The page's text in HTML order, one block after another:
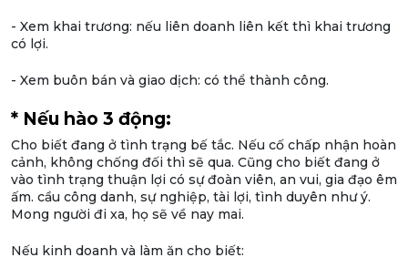
- Xem khai trương: nếu liên doanh liên kết thì khai trương
có lợi.
- Xem buôn bán và giao dịch: có thể thành công.
* Nếu hào 3 động:
Cho biết đang ở tình trạng bế tắc. Nếu cố chấp nhận hoàn
cảnh, không chống đối thì sẽ qua. Cũng cho biết đang ở
vào tình trạng thuận lợi có sự đoàn viên, an vui, gia đạo êm
ấm. cầu công danh, sự nghiệp, tài lợi, tình duyên như ý.
Mong người đi xa, họ sẽ về nay mai.
Nếu kinh doanh và làm ăn cho biết: